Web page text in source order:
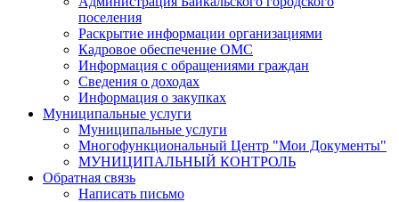
поселения
Раскрытие информации организациями
Кадровое обеспечение ОМС
Информация с обращениями граждан
Сведения о доходах
Информация о закупках
Муниципальные услуги
Муниципальные услуги
Многофункциональный Центр "Мои Документы"
МУНИЦИПАЛЬНЫЙ КОНТРОЛЬ
Обратная связь
Написать письмо